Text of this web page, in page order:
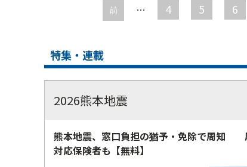
前 … 4 5 6
特集・連載
2026熊本地震
熊本地震、窓口負担の猶予・免除で周知
対応保険者も【無料】